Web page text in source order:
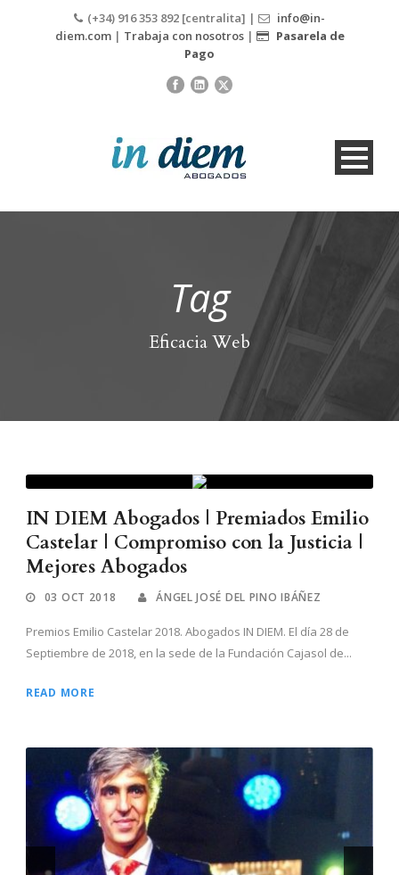
(+34) 916 353 892 [centralita] |
info@in-
diem.com| Trabaja con nosotros|
Pasarela de
Pago
Tag
Eficacia Web
IN DIEM Abogados | Premiados Emilio
Castelar | Compromiso con la Justicia |
Mejores Abogados
03 OCT 2018 ÁNGEL JOSÉ DEL PINO IBÁÑEZ
Premios Emilio Castelar 2018. Abogados IN DIEM. El día 28 de
Septiembre de 2018, en la sede de la Fundación Cajasol de...
READ MORE